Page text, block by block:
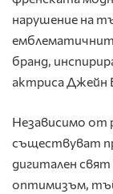
нарушение на
бранд,
актриса Джейн
Независимо от
съществуват
дигитален свят
оптимизъм,